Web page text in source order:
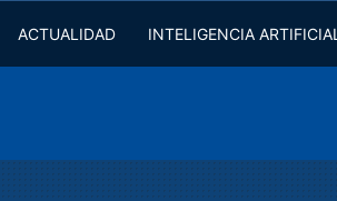
ACTUALIDAD INTELIGENCIA ARTIFICIAL